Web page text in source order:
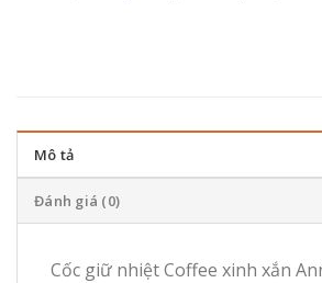
Mô tả
Đánh giá (0)
Cốc giữ nhiệt Coffee xinh xắn